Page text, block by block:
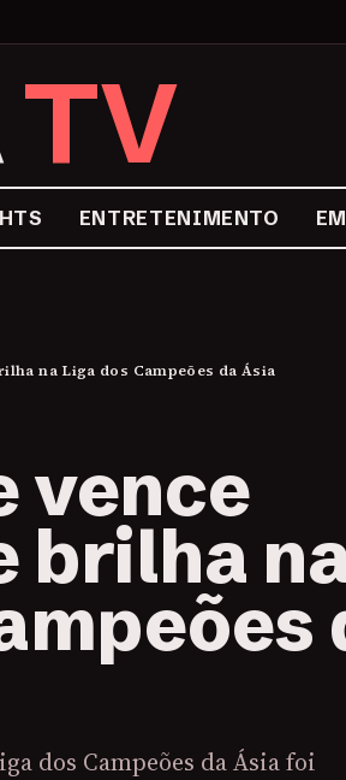
TV
ENTRETENIMENTO
na Liga dos Campeões da Ásia
vence
brilha
dos Campeões da Ásia foi